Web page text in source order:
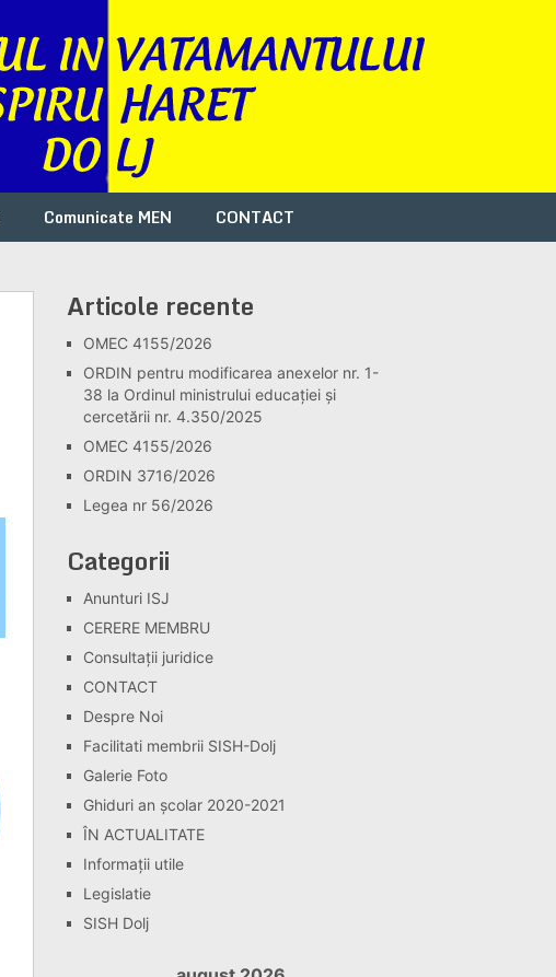
Comunicate MEN CONTACT
Articole recente
OMEC 4155/2026
ORDIN pentru modificarea anexelor nr. 1-
38 la Ordinul ministrului educației și
cercetării nr. 4.350/2025
OMEC 4155/2026
ORDIN 3716/2026
Legea nr 56/2026
Categorii
Anunturi ISJ
CERERE MEMBRU
Consultaţii juridice
CONTACT
Despre Noi
Facilitati membrii SISH-Dolj
Galerie Foto
Ghiduri an școlar 2020-2021
ÎN ACTUALITATE
Informaţii utile
Legislatie
SISH Dolj